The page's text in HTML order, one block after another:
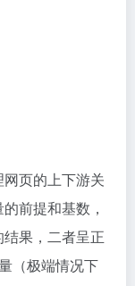
页的上下游关
前提和基数，
果，二者呈正
（极端情况下